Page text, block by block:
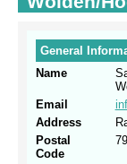
General
Name
Email
Address
Postal
Code